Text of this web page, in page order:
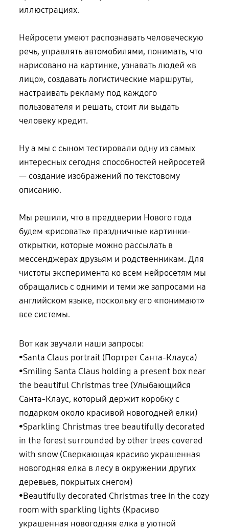
иллюстрациях.
Нейросети умеют распознавать человеческую
речь, управлять автомобилями, понимать, что
нарисовано на картинке, узнавать людей «в
лицо», создавать логистические маршруты,
настраивать рекламу под каждого
пользователя и решать, стоит ли выдать
человеку кредит.
Ну а мы с сыном тестировали одну из самых
интересных сегодня способностей нейросетей
— создание изображений по текстовому
описанию.
Мы решили, что в преддверии Нового года
будем «рисовать» праздничные картинки-
открытки, которые можно рассылать в
мессенджерах друзьям и родственникам. Для
чистоты эксперимента ко всем нейросетям мы
обращались с одними и теми же запросами на
английском языке, поскольку его «понимают»
все системы.
Вот как звучали наши запросы:
•ㅤSanta Claus portrait (Портрет Санта-Клауса)
•ㅤSmiling Santa Claus holding a present box near
the beautiful Christmas tree (Улыбающийся
Санта-Клаус, который держит коробку с
подарком около красивой новогодней елки)
•ㅤSparkling Christmas tree beautifully decorated
in the forest surrounded by other trees covered
with snow (Сверкающая красиво украшенная
новогодняя елка в лесу в окружении других
деревьев, покрытых снегом)
•ㅤBeautifully decorated Christmas tree in the cozy
room with sparkling lights (Красиво
украшенная новогодняя елка в уютной